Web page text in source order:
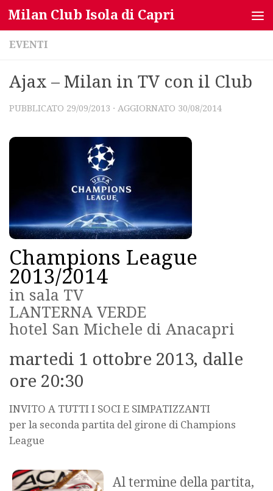
Salta al contenuto
Milan Club Isola di Capri
EVENTI
Ajax – Milan in TV con il Club
PUBBLICATO 29/09/2013 · AGGIORNATO 30/08/2014
Champions League
2013/2014
in sala TV
LANTERNA VERDE
hotel San Michele di Anacapri
martedi 1 ottobre 2013, dalle
ore 20:30
INVITO A TUTTI I SOCI E SIMPATIZZANTI
per la seconda partita del girone di Champions
League
Al termine della partita,